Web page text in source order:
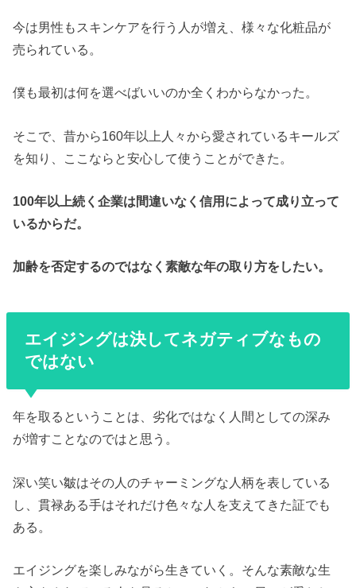
今は男性もスキンケアを行う人が増え、様々な化粧品が
売られている。
僕も最初は何を選べばいいのか全くわからなかった。
そこで、昔から160年以上人々から愛されているキールズ
を知り、ここならと安心して使うことができた。
100年以上続く企業は間違いなく信用によって成り立って
いるからだ。
加齢を否定するのではなく素敵な年の取り方をしたい。
エイジングは決してネガティブなもの
ではない
年を取るということは、劣化ではなく人間としての深み
が増すことなのではと思う。
深い笑い皺はその人のチャーミングな人柄を表している
し、貫禄ある手はそれだけ色々な人を支えてきた証でも
ある。
エイジングを楽しみながら生きていく。そんな素敵な生